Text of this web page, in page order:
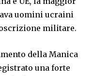
uomini ucraini
militare.
della Manica
una forte